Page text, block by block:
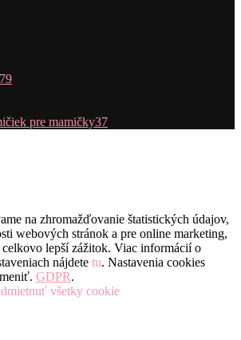
79
pre mamičky37
na zhromažďovanie štatistických údajov,
webových stránok a pre online marketing,
lepší zážitok. Viac informácií o
nájdete tu. Nastavenia cookies
GDPR.
všetky cookie